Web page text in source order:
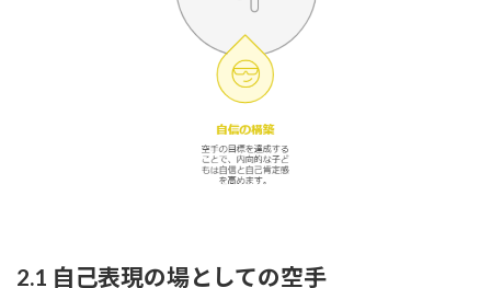
2.1 自己表現の場としての空手